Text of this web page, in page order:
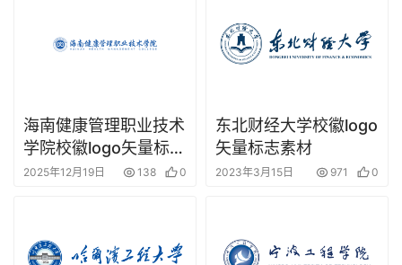
海南健康管理职业技术
学院校徽logo矢量标志
素材
2025年12月19日 138 0
东北财经大学校徽logo
矢量标志素材
2023年3月15日 971 0